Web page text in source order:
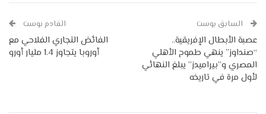
السابق بوست
عصبة الأبطال الإفريقية..
“صنداوز” ينهي طموح الأهلي
المصري و”بيراميدز” يبلغ النهائي
لأول مرة في تاريخه
القادم بوست
الفائض التجاري الفلاحي مع
أوروبا يتجاوز 1.4 مليار أورو